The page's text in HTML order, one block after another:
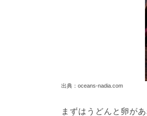
出典：oceans-nadia.com
まずはうどんと卵が